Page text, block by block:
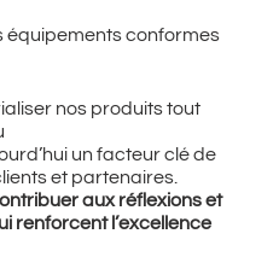
équipements conformes
nos produits tout
un facteur clé de
et partenaires.
aux réflexions et
renforcent l’excellence